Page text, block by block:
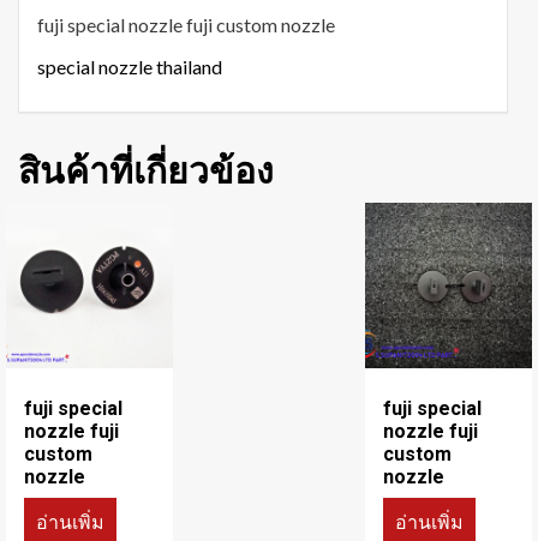
fuji special nozzle fuji custom nozzle
special nozzle thailand
สินค้าที่เกี่ยวข้อง
fuji special
nozzle fuji
custom
nozzle
อ่านเพิ่ม
fuji special
nozzle fuji
custom
nozzle
อ่านเพิ่ม